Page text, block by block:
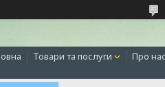
Товари та послуги Про нас